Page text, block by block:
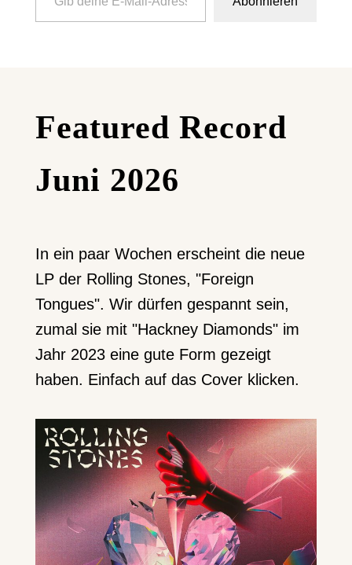
Featured Record
Juni 2026
In ein paar Wochen erscheint die neue
LP der Rolling Stones, "Foreign
Tongues". Wir dürfen gespannt sein,
zumal sie mit "Hackney Diamonds" im
Jahr 2023 eine gute Form gezeigt
haben. Einfach auf das Cover klicken.